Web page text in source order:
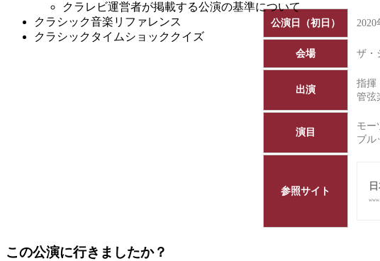
クラレビ運営者が掲載する公演の基準について
クラシック音楽リファレンス
クラシックタイムショッククイズ
公演日（初日） 2020
会場 ザ・
出演
指揮
管弦
演目
モー
ブル
参照サイト
この公演に行きましたか？